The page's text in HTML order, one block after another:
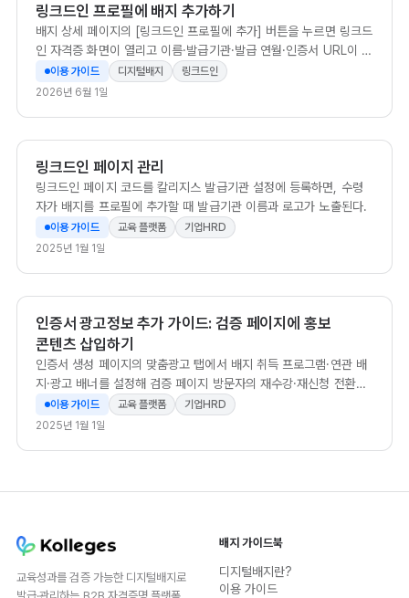
링크드인 프로필에 배지 추가하기
배지 상세 페이지의 [링크드인 프로필에 추가] 버튼을 누르면 링크드
인 자격증 화면이 열리고 이름·발급기관·발급 연월·인증서 URL이 자
동으로 입력됩니다. 내용을 확인하고 저장하면 끝납니다.
이용 가이드 디지털배지
링크드인
2026년 6월 1일
링크드인 페이지 관리
링크드인 페이지 코드를 칼리지스 발급기관 설정에 등록하면, 수령
자가 배지를 프로필에 추가할 때 발급기관 이름과 로고가 노출된다.
이용 가이드 교육 플랫폼
기업HRD
2025년 1월 1일
인증서 광고정보 추가 가이드: 검증 페이지에 홍보
콘텐츠 삽입하기
인증서 생성 페이지의 맞춤광고 탭에서 배지 취득 프로그램·연관 배
지·광고 배너를 설정해 검증 페이지 방문자의 재수강·재신청 전환을
유도할 수 있다.
이용 가이드 교육 플랫폼
기업HRD
2025년 1월 1일
교육성과를 검증 가능한 디지털배지로
배지 가이드북
디지털배지란?
이용 가이드